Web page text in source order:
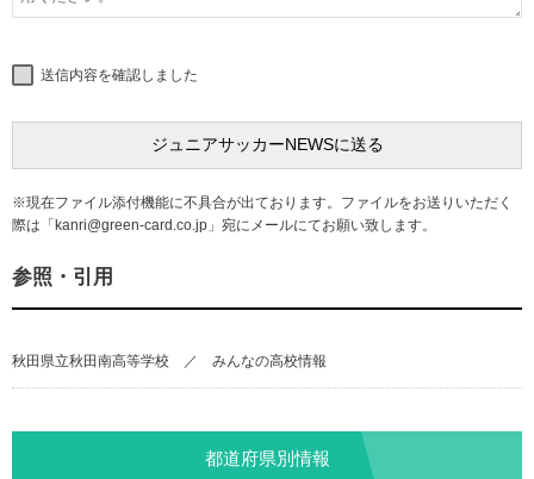
送信内容を確認しました
※現在ファイル添付機能に不具合が出ております。ファイルをお送りいただく
際は「kanri@green-card.co.jp 」宛にメールにてお願い致します。
参照・引用
秋田県立秋田南高等学校 ／ みんなの高校情報
都道府県別情報